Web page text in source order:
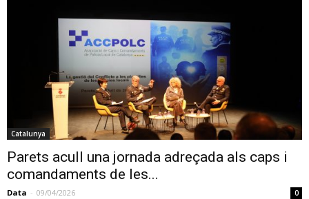
Catalunya
Parets acull una jornada adreçada als caps i
comandaments de les...
Data - 09/04/2026 0